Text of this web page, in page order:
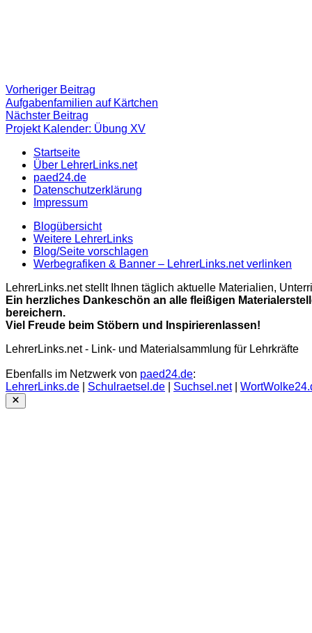
Beitragsnavigation
Vorheriger Beitrag
Beitrag:
Aufgabenfamilien auf Kärtchen
Nächster Beitrag
Beitrag
Projekt Kalender: Übung XV
Startseite
Über LehrerLinks.net
paed24.de
Datenschutzerklärung
Impressum
Blogübersicht
Weitere LehrerLinks
Blog/Seite vorschlagen
Werbegrafiken & Banner – LehrerLinks.net verlinken
LehrerLinks.net stellt Ihnen täglich aktuelle Materialien,
Ein herzliches Dankeschön an alle fleißigen
bereichern.
Viel Freude beim Stöbern und Inspirierenlassen!
LehrerLinks.net - Link- und Materialsammlung für Lehrkräfte
Ebenfalls im Netzwerk von paed24.de:
LehrerLinks.de
Schulraetsel.de Suchsel.net|
Close